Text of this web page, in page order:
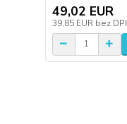
49,02 EUR
39,85 EUR bez